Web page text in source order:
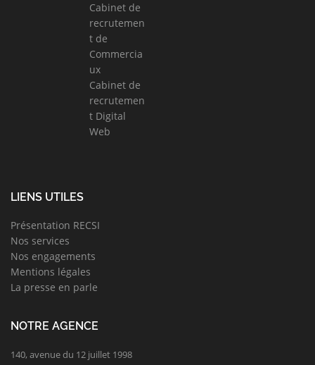
Cabinet de
recrutemen
t de
Commercia
ux
Cabinet de
recrutemen
t Digital
Web
LIENS UTILES
Présentation RECSI
Nos services
Nos engagements
Mentions légales
La presse en parle
NOTRE AGENCE
140, avenue du 12 juillet 1998